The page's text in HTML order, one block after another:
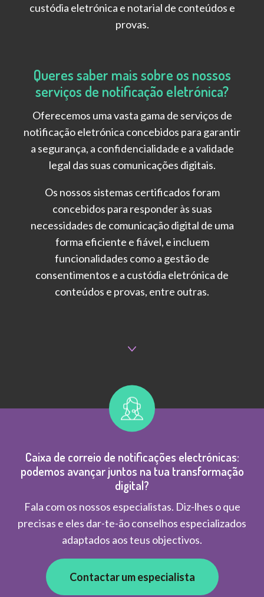
custódia eletrónica e notarial de conteúdos e
provas.
Queres saber mais sobre os nossos
serviços de notificação eletrónica?
Oferecemos uma vasta gama de serviços de
notificação eletrónica concebidos para garantir
a segurança, a confidencialidade e a validade
legal das suas comunicações digitais.
Os nossos sistemas certificados foram
concebidos para responder às suas
necessidades de comunicação digital de uma
forma eficiente e fiável, e incluem
funcionalidades como a gestão de
consentimentos e a custódia eletrónica de
conteúdos e provas, entre outras.
Caixa de correio de notificações electrónicas:
podemos avançar juntos na tua transformação
digital?
Fala com os nossos especialistas. Diz-lhes o que
precisas e eles dar-te-ão conselhos especializados
adaptados aos teus objectivos.
Contactar um especialista